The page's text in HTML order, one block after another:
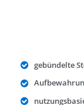
gebündelte